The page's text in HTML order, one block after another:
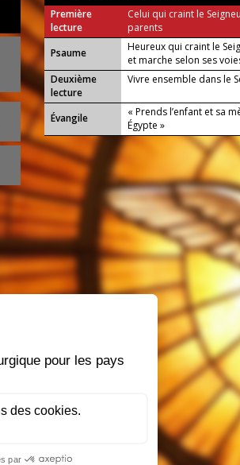
Première
lecture
Celui qui craint le
parents
Psaume
Heureux qui craint le
et marche selon ses
Deuxième
lecture
Vivre ensemble dans le
Évangile
« Prends l’enfant et sa
Égypte »